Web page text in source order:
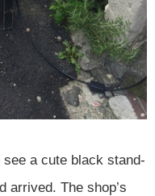
a cute black stand-
arrived. The shop’s